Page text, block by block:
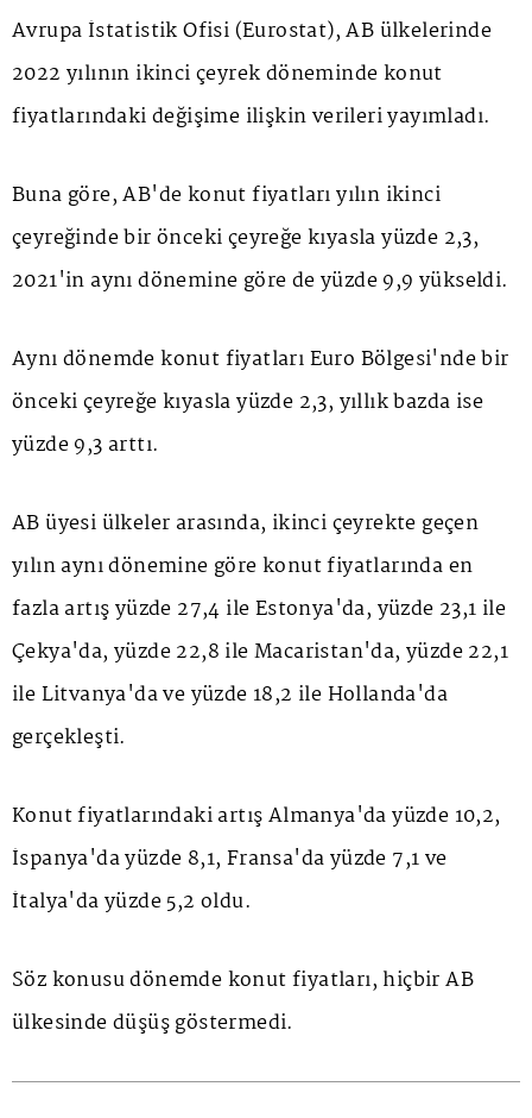
Avrupa İstatistik Ofisi (Eurostat), AB ülkelerinde
2022 yılının ikinci çeyrek döneminde konut
fiyatlarındaki değişime ilişkin verileri yayımladı.
Buna göre, AB'de konut fiyatları yılın ikinci
çeyreğinde bir önceki çeyreğe kıyasla yüzde 2,3,
2021'in aynı dönemine göre de yüzde 9,9 yükseldi.
Aynı dönemde konut fiyatları Euro Bölgesi'nde bir
önceki çeyreğe kıyasla yüzde 2,3, yıllık bazda ise
yüzde 9,3 arttı.
AB üyesi ülkeler arasında, ikinci çeyrekte geçen
yılın aynı dönemine göre konut fiyatlarında en
fazla artış yüzde 27,4 ile Estonya'da, yüzde 23,1 ile
Çekya'da, yüzde 22,8 ile Macaristan'da, yüzde 22,1
ile Litvanya'da ve yüzde 18,2 ile Hollanda'da
gerçekleşti.
Konut fiyatlarındaki artış Almanya'da yüzde 10,2,
İspanya'da yüzde 8,1, Fransa'da yüzde 7,1 ve
İtalya'da yüzde 5,2 oldu.
Söz konusu dönemde konut fiyatları, hiçbir AB
ülkesinde düşüş göstermedi.